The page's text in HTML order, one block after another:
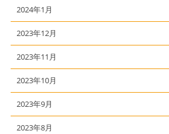
2024年1月
2023年12月
2023年11月
2023年10月
2023年9月
2023年8月